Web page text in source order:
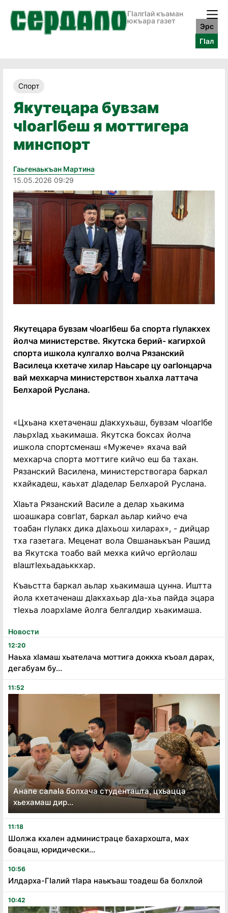
ГӀалгӀай къаман
юкъара газет
Эрс
ГӀал
Новости
12:20
Наьха хӏамаш хьателача моттига доккха къоал дарах,
дегабуам бу...
11:52
Анапе салаӏа болхача студенташта, цхьацца
хьехамаш дир...
11:18
Шолжа кхален администраце бахархошта, мах
боацаш, юридически...
10:56
Илдарха-Гӏалий тӏара наькъаш тоадеш ба болхлой
10:42
Спорт
Якутецара бувзам
чӏоагӏбеш я моттигера
минспорт
Гаьгенаькъан Мартина
15.05.2026 09:29
Якутецара бувзам чӏоагӏбеш ба спорта гӏулакхех
йолча министерстве. Якутска берий- кагирхой
спорта ишкола кулгалхо волча Рязанский
Василеца кхетаче хилар Наьсаре цу оагӏонцарча
вай мехкарча министерствон хьалха латтача
Белхарой Руслана.
«Цхьана кхетаченаш дӏакхухьаш, бувзам чӏоагӏбе
лаьрхӏад хьакимаша. Якутска боксах йолча
ишкола спортсменаш «Мужече» яхача вай
мехкарча спорта моттиге кийчо еш ба тахан.
Рязанский Василена, министерствогара баркал
кхайкадеш, каьхат дӏаделар Белхарой Руслана.
Хӏаьта Рязанский Василе а делар хьакима
шоашкара совгӏат, баркал аьлар кийчо еча
тоабан гӏулакх дика дӏахьош хиларах», - дийцар
тха газетага. Меценат вола Овшанаькъан Рашид
ва Якутска тоабо вай мехка кийчо ергйолаш
вӏаштӏехьадаьккхар.
Къаьстта баркал аьлар хьакимаша цунна. Иштта
йола кхетаченаш дӏакхахьар дӏа-хьа пайда эцара
тӏехьа лоархӏаме йолга белгалдир хьакимаша.